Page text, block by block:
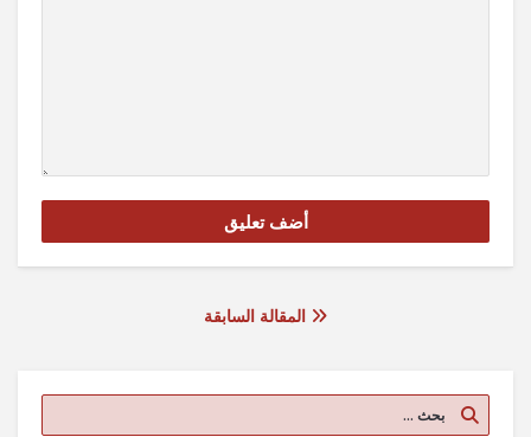
المقالة السابقة